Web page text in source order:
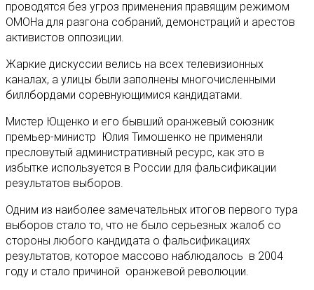
проводятся без угроз применения правящим режимом
ОМОНа для разгона собраний, демонстраций и арестов
активистов оппозиции.
Жаркие дискуссии велись на всех телевизионных
каналах, а улицы были заполнены многочисленными
биллбордами соревнующимися кандидатами.
Мистер Ющенко и его бывший оранжевый союзник
премьер-министр Юлия Тимошенко не применяли
пресловутый административный ресурс, как это в
избытке используется в России для фальсификации
результатов выборов.
Одним из наиболее замечательных итогов первого тура
выборов стало то, что не было серьезных жалоб со
стороны любого кандидата о фальсификациях
результатов, которое массово наблюдалось в 2004
году и стало причиной оранжевой революции.